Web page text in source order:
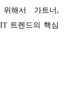
해서 가트너,
트렌드의 핵심